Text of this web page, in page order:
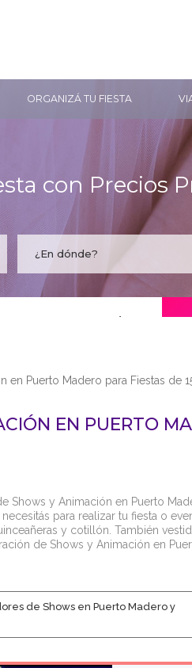
ORGANIZÁ TU FIESTA
con Precios
tu empresa acá?
en Puerto Madero para Fiestas de
EN PUERTO
Shows y Animación en Puerto
para realizar tu fiesta o
y cotillón. También
de Shows y Animación en
de Shows en Puerto Madero y